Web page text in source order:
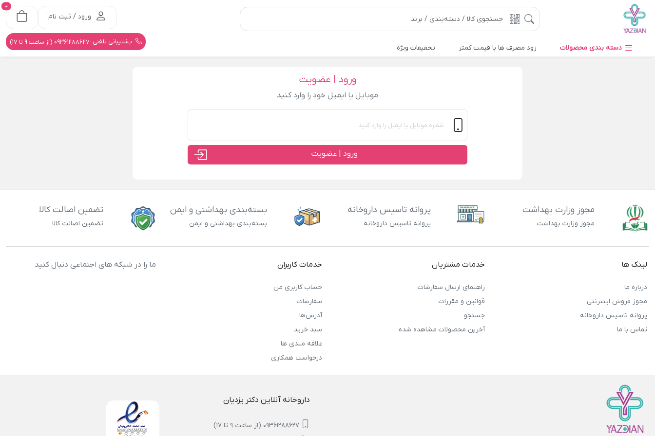
ورود / ثبت نام
0
پشتیبانی تلفنی :09361288627 (از ساعت 9 تا 17)
دسته بندی محصولات زود مصرف ها با قیمت کمتر تخفیفات ویژه
ورود | عضویت
موبایل یا ایمیل خود را وارد کنید
ورود | عضویت
مجوز وزارت بهداشت
مجوز وزارت بهداشت
پروانه تاسیس داروخانه
پروانه تاسیس داروخانه
بسته‌بندی بهداشتی و ایمن
بسته‌بندی بهداشتی و ایمن
تضمین اصالت کالا
تضمین اصالت کالا
لینک ها
درباره ما
مجوز فروش اینترنتی
پروانه تاسیس داروخانه
تماس با ما
خدمات مشتریان
راهنمای ارسال سفارشات
قوانین و مقررات
جستجو
آخرین محصولات مشاهده شده
خدمات کاربران
حساب کاربری من
سفارشات
آدرس‌ها
سبد خرید
علاقه مندی ها
درخواست همکاری
ما را در شبکه های اجتماعی دنبال کنید
داروخانه آنلاین دکتر یزدیان
09361288627 (از ساعت 9 تا 17)